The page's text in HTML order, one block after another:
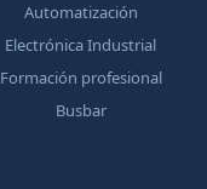
Automatización
Electrónica Industrial
Formación profesional
Busbar